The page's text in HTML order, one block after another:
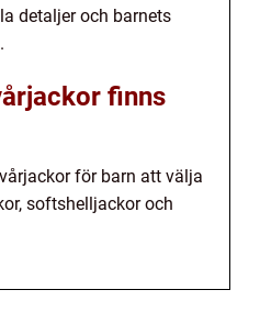
detaljer och barnets
finns
för barn att välja
softshelljackor och